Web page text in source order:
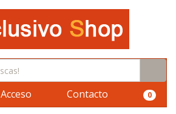
Acceso Contacto 0